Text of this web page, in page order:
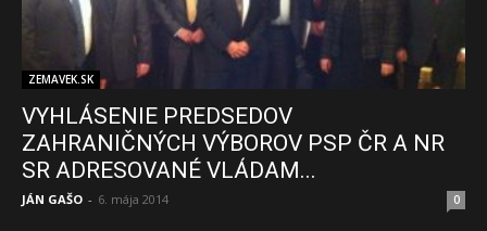
ZEMAVEK.SK
VYHLÁSENIE PREDSEDOV
ZAHRANIČNÝCH VÝBOROV PSP ČR A NR
SR ADRESOVANÉ VLÁDAM...
JÁN GAŠO - 6. mája 2014 0